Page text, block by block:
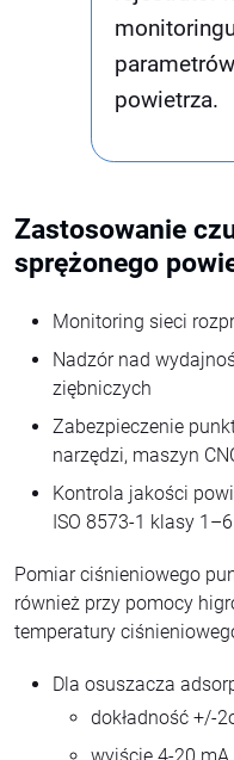
powietrza.
Zastosowanie
sprężonego
Monitoring sieci
Nadzór nad
ziębniczych
Zabezpieczenie
narzędzi, maszyn
Kontrola jakości
ISO 8573-1 klasy 1–6
Pomiar ciśnieniowego
również przy pomocy
temperatury
Dla osuszacza
dokładność +/-